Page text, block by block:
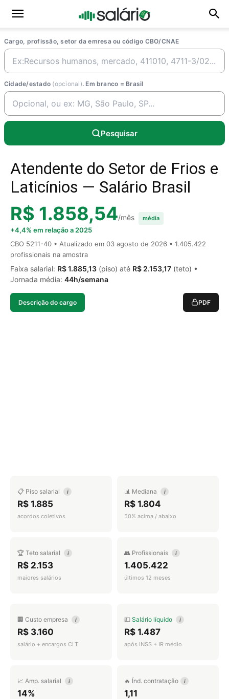
Cargo, profissão, setor da emresa ou código CBO/CNAE
Cidade/estado (opcional). Em branco = Brasil
Pesquisar
Atendente do Setor de Frios e
Laticínios — Salário Brasil
R$ 1.858,54/mês média
+4,4% em relação a 2025
CBO 5211-40 • Atualizado em 03 agosto de 2026 • 1.405.422
profissionais na amostra
Faixa salarial: R$ 1.885,13 (piso) até R$ 2.153,17 (teto) •
Jornada média: 44h/semana
Descrição do cargo PDF
📋 Piso salarial i
R$ 1.885
acordos coletivos
📊 Mediana i
R$ 1.804
50% acima / abaixo
🏆 Teto salarial i
R$ 2.153
maiores salários
👥 Profissionais i
1.405.422
últimos 12 meses
🏢 Custo empresa i
R$ 3.160
salário + encargos CLT
💵 Salário líquido i
R$ 1.487
após INSS + IR médio
📈 Amp. salarial i
14%
🔥 Índ. contratação i
1,11